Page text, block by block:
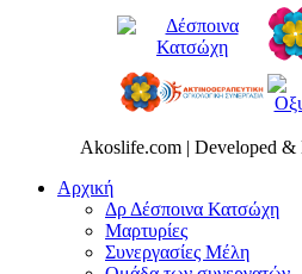
Akoslife.com | Developed &
Αρχική
Δρ Δέσποινα Κατσώχη
Μαρτυρίες
Συνεργασίες Μέλη